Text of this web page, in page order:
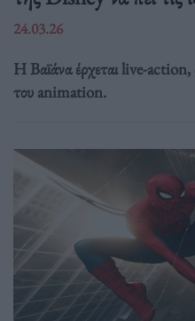
24.03.26
Η Βαϊάνα έρχεται live-action,
του animation.